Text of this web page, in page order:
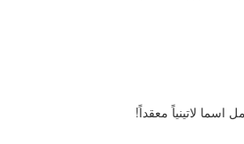
لاتينياً معقداً!